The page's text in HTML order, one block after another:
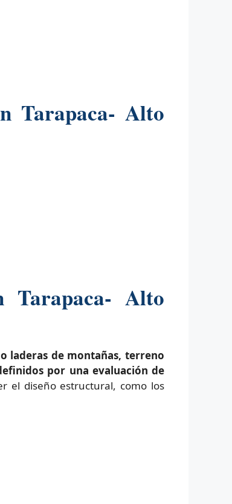
Tarapaca- Alto
Tarapaca- Alto
laderas de montañas, terreno
por una evaluación de
el diseño estructural, como los